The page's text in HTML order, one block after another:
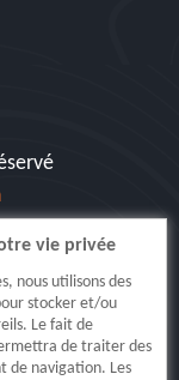
vie privée
nous utilisons des
stocker et/ou
Le fait de
de traiter des
de navigation. Les